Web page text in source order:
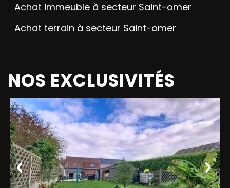
Achat immeuble à secteur Saint-omer
Achat terrain à secteur Saint-omer
NOS EXCLUSIVITÉS